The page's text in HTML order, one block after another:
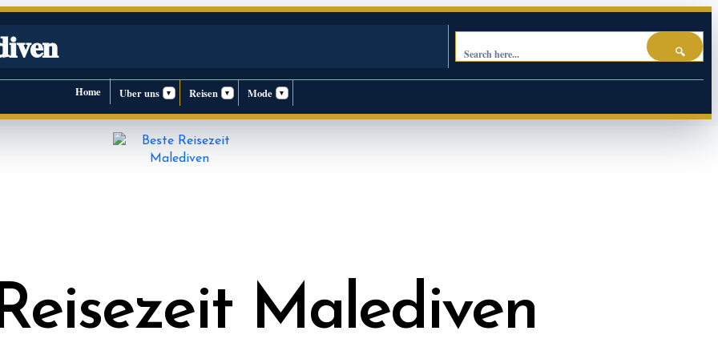
🔍
Home Uber uns ▾ Reisen ▾ Mode ▾
Malediven